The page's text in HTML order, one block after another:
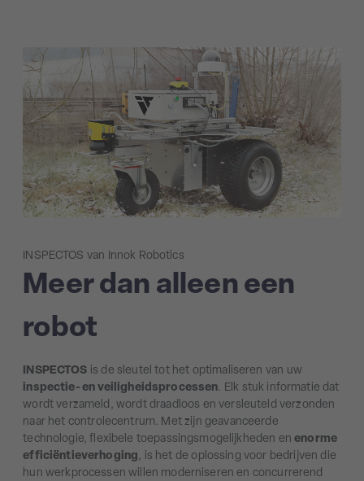
INSPECTOS van Innok Robotics
Meer dan alleen een
robot
INSPECTOS is de sleutel tot het optimaliseren van uw
inspectie- en veiligheidsprocessen. Elk stuk informatie dat
wordt verzameld, wordt draadloos en versleuteld verzonden
naar het controlecentrum. Met zijn geavanceerde
technologie, flexibele toepassingsmogelijkheden enenorme
efficiëntieverhoging, is het de oplossing voor bedrijven die
hun werkprocessen willen moderniseren en concurrerend